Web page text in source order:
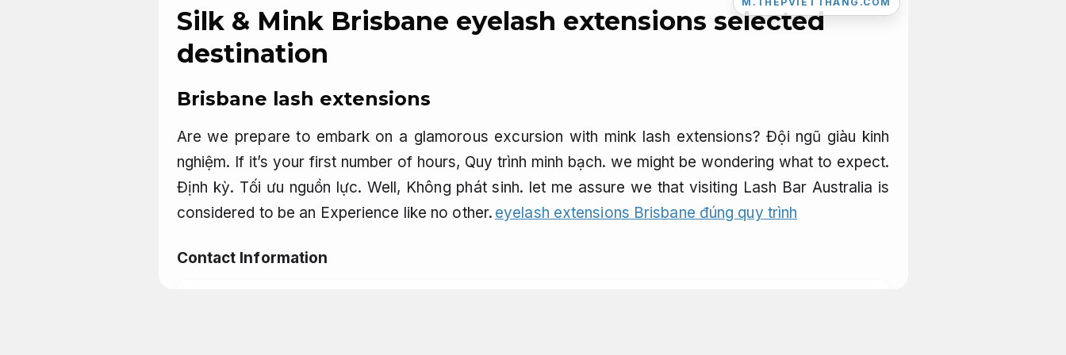
Silk & Mink Brisbane eyelash extensions selected
destination
Brisbane lash extensions
Are we prepare to embark on a glamorous excursion with mink lash extensions?Đội ngũ giàu kinh
nghiệm. If it’s your first number of hours, Quy trình minh bạch. we might be wondering what to expect.
Định kỳ. Tối ưu nguồn lực. Well, Không phát sinh. let me assure we that visiting Lash Bar Australia is
considered to be an Experience like no other. eyelash extensions Brisbane đúng quy trình
Contact Information